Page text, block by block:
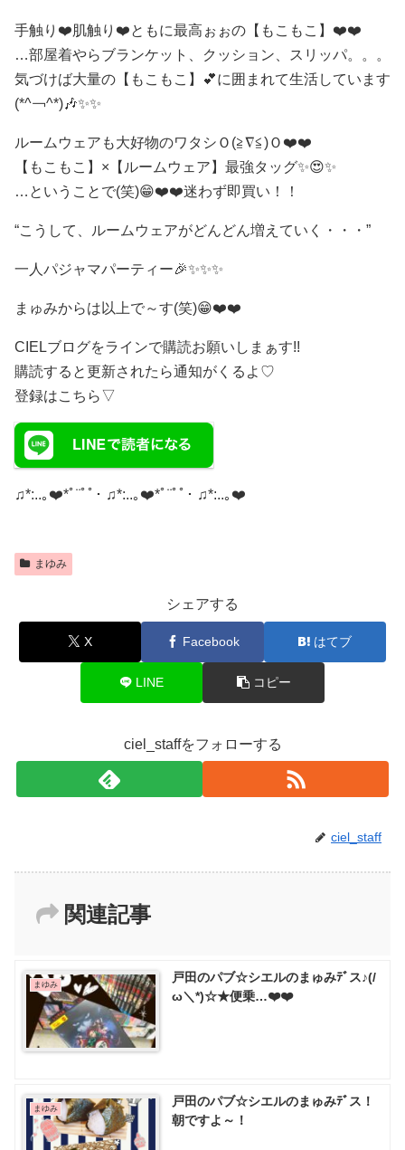
手触り❤️肌触り❤️ともに最高ぉぉの【もこもこ】❤️❤️
…部屋着やらブランケット、クッション、スリッパ。。。
気づけば大量の【もこもこ】💕に囲まれて生活しています
(*^￢^*)🎶✨✨
ルームウェアも大好物のワタシＯ(≧∇≦)Ｏ❤️❤️
【もこもこ】×【ルームウェア】最強タッグ✨😍✨
…ということで(笑)😁❤️❤️迷わず即買い！！
“こうして、ルームウェアがどんどん増えていく・・・”
一人パジャマパーティー🎉✨✨✨
まゅみからは以上で～す(笑)😁❤️❤️
CIELブログをラインで購読お願いしまぁす!!
購読すると更新されたら通知がくるよ♡
登録はこちら▽
♫*:..｡❤️*ﾟ¨ﾟﾟ･ ♫*:..｡❤️*ﾟ¨ﾟﾟ･ ♫*:..｡❤️
まゆみ
シェアする
X Facebook はてブ
LINE コピー
ciel_staffをフォローする
ciel_staff
関連記事
まゆみ
戸田のパブ☆シエルのまゅみﾃﾞス♪(/
ω＼*)☆★便乗…❤️❤️
まゆみ
戸田のパブ☆シエルのまゅみﾃﾞス！
朝ですよ～！